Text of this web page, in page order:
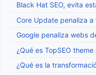
Black Hat SEO, evita
Core Update penaliza
Google penaliza webs
¿Qué es TopSEO
¿Qué es la